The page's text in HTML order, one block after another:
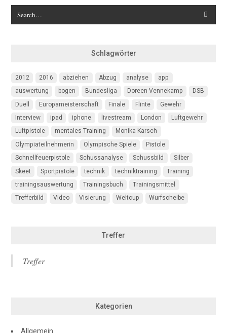
Schlagwörter
2012 2016 abziehen Abzug analyse
app
auswertung
bogen Bundesliga Doreen Vennekamp
DSB
Duell
Europameisterschaft Finale Flinte
Gewehr
Interview
ipad iphone livestream London
Luftgewehr
Luftpistole
mentales Training
Monika Karsch
Olympiateilnehmerin
Olympische Spiele
Pistole
Schnellfeuerpistole
Schussanalyse Schussbild
Silber
Skeet
Sportpistole technik techniktraining
Training
trainingsauswertung
Trainingsbuch
Trainingsmittel
Trefferbild
Video Visierung Weltcup Wurfscheibe
Treffer
Treffer
Kategorien
Allgemein